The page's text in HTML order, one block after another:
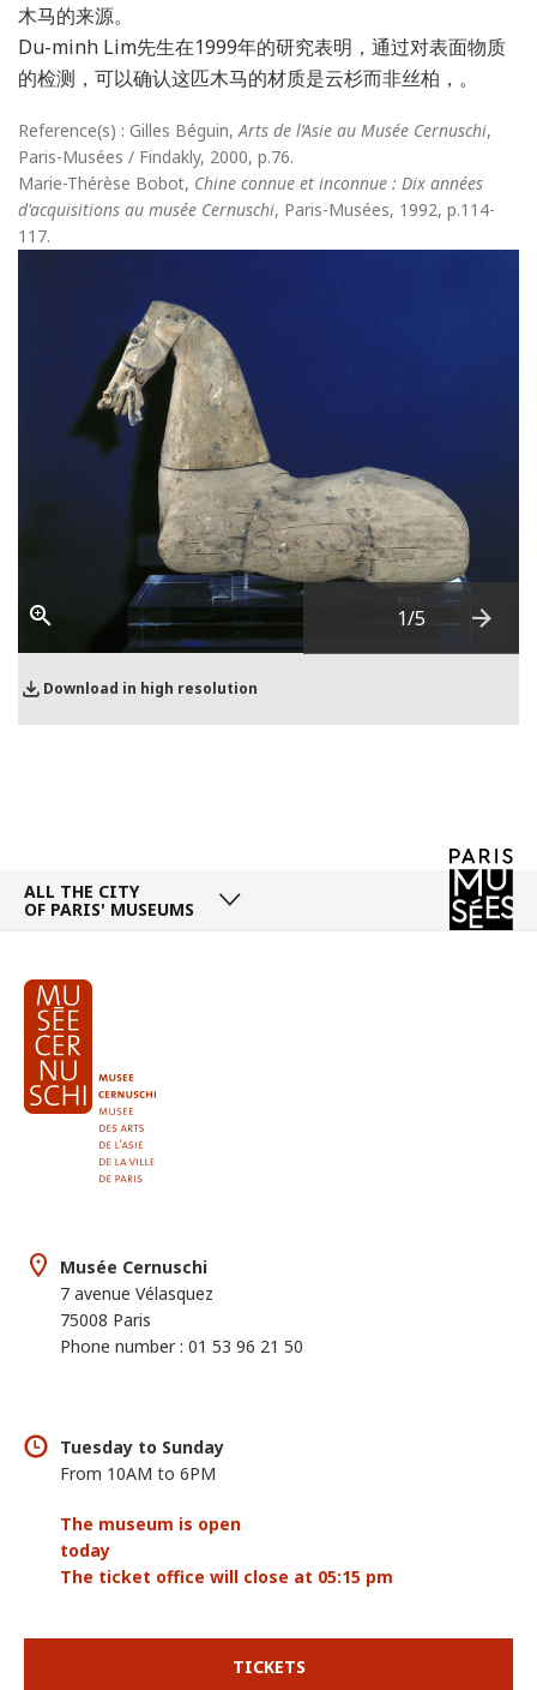
木马的来源。
Du-minh Lim先生在1999年的研究表明，通过对表面物质
的检测，可以确认这匹木马的材质是云杉而非丝柏，。
Reference(s) : Gilles Béguin, Arts de l’Asie au Musée Cernuschi,
Paris-Musées / Findakly, 2000, p.76.
Marie-Thérèse Bobot, Chine connue et inconnue : Dix années
d'acquisitions au musée Cernuschi, Paris-Musées, 1992, p.114-
117.
Download in high resolution
1/5
Next
ALL THE CITY
OF PARIS' MUSEUMS
Musée Cernuschi
7 avenue Vélasquez
75008 Paris
Phone number : 01 53 96 21 50
Tuesday to Sunday
From 10AM to 6PM
The museum is open
today
The ticket office will close at 05:15 pm
TICKETS